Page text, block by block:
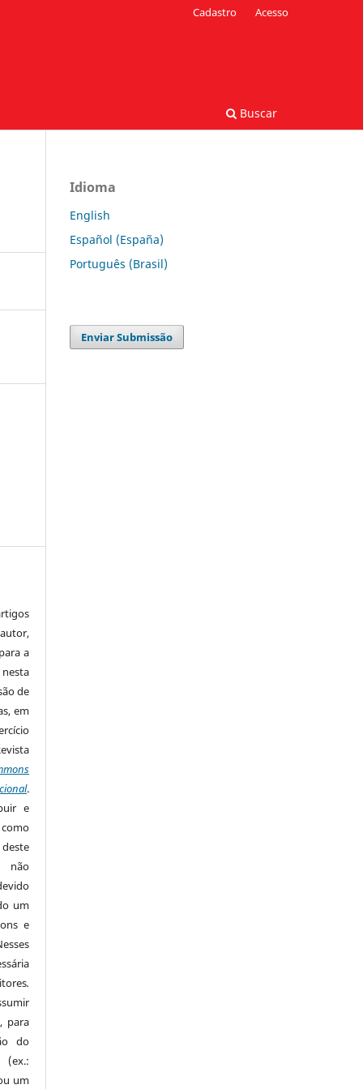
Buscar
Cadastro Acesso
a
de
em
.
e
não
um
e
.
para
do
(ex.:
um
Idioma
English
Español (España)
Português (Brasil)
Enviar Submissão